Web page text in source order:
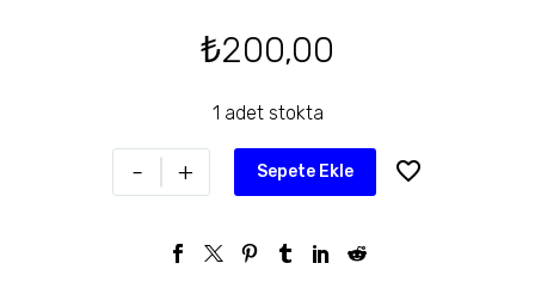
₺200,00
1 adet stokta
- + Sepete Ekle